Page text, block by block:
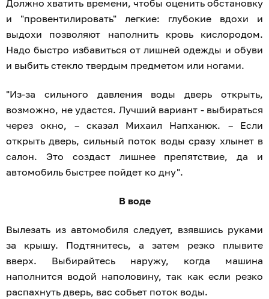
Должно хватить времени, чтобы оценить обстановку
и "провентилировать" легкие: глубокие вдохи и
выдохи позволяют наполнить кровь кислородом.
Надо быстро избавиться от лишней одежды и обуви
и выбить стекло твердым предметом или ногами.
"Из-за сильного давления воды дверь открыть,
возможно, не удастся. Лучший вариант - выбираться
через окно, – сказал Михаил Напханюк. – Если
открыть дверь, сильный поток воды сразу хлынет в
салон. Это создаст лишнее препятствие, да и
автомобиль быстрее пойдет ко дну".
В воде
Вылезать из автомобиля следует, взявшись руками
за крышу. Подтянитесь, а затем резко плывите
вверх. Выбирайтесь наружу, когда машина
наполнится водой наполовину, так как если резко
распахнуть дверь, вас собьет поток воды.